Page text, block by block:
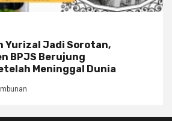
Yurizal Jadi Sorotan,
BPJS Berujung
Meninggal Dunia